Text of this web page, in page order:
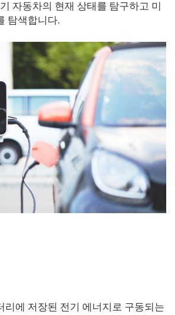
자동차의 현재 상태를 탐구하고 미
탐색합니다.
리에 저장된 전기 에너지로 구동되는